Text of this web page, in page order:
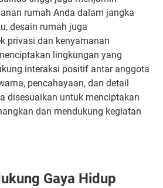
rumah Anda dalam jangka
desain rumah juga
privasi dan kenyamanan
lingkungan yang
interaksi positif antar anggota
pencahayaan, dan detail
disesuaikan untuk menciptakan
dan mendukung kegiatan
Gaya Hidup